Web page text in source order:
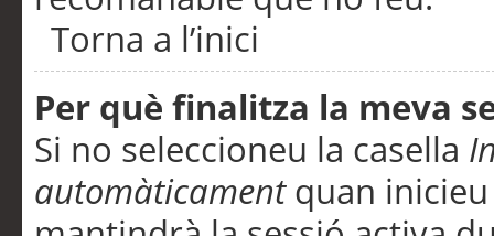
Torna a l’inici
Per què finalitza la meva
Si no seleccioneu la casella
automàticamentquan inicieu